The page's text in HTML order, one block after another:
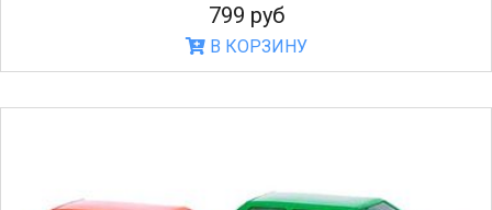
799 руб
В КОРЗИНУ